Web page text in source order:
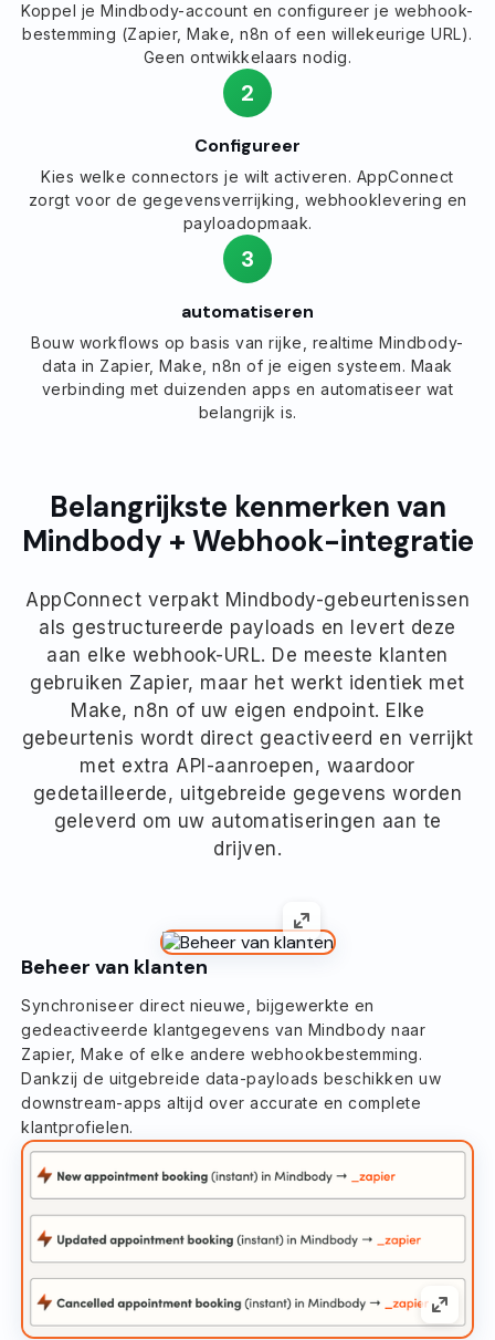
Koppel je Mindbody-account en configureer je webhook-
bestemming (Zapier, Make, n8n of een willekeurige URL).
Geen ontwikkelaars nodig.
2
Configureer
Kies welke connectors je wilt activeren. AppConnect
zorgt voor de gegevensverrijking, webhooklevering en
payloadopmaak.
3
automatiseren
Bouw workflows op basis van rijke, realtime Mindbody-
data in Zapier, Make, n8n of je eigen systeem. Maak
verbinding met duizenden apps en automatiseer wat
belangrijk is.
Belangrijkste kenmerken van
Mindbody + Webhook-integratie
AppConnect verpakt Mindbody-gebeurtenissen
als gestructureerde payloads en levert deze
aan elke webhook-URL. De meeste klanten
gebruiken Zapier, maar het werkt identiek met
Make, n8n of uw eigen endpoint. Elke
gebeurtenis wordt direct geactiveerd en verrijkt
met extra API-aanroepen, waardoor
gedetailleerde, uitgebreide gegevens worden
geleverd om uw automatiseringen aan te
drijven.
Beheer van klanten
Synchroniseer direct nieuwe, bijgewerkte en
gedeactiveerde klantgegevens van Mindbody naar
Zapier, Make of elke andere webhookbestemming.
Dankzij de uitgebreide data-payloads beschikken uw
downstream-apps altijd over accurate en complete
klantprofielen.